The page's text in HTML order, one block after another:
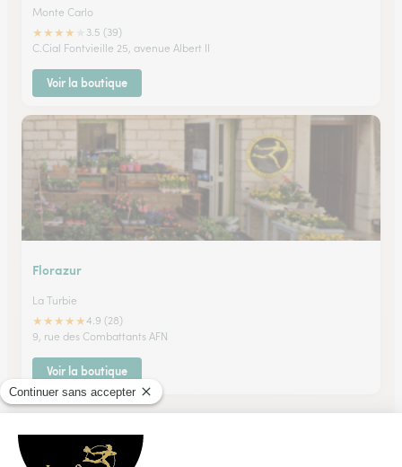
Monte Carlo
★★★★
3.5 (39)
C.Cial Fontvieille 25, avenue Albert II
Voir la boutique
Florazur
La Turbie
★★★★★4.9 (28)
9, rue des Combattants AFN
Voir la boutique